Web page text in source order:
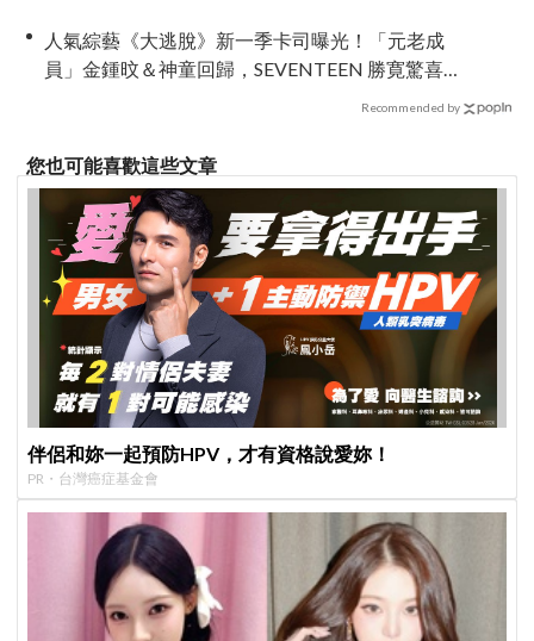
人氣綜藝《大逃脫》新一季卡司曝光！「元老成
員」金鍾旼＆神童回歸，SEVENTEEN 勝寛驚喜
Recommended by
您也可能喜歡這些文章
伴侶和妳一起預防HPV，才有資格說愛妳！
PR・台灣癌症基金會